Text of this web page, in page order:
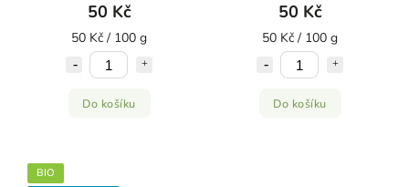
50 Kč
50 Kč / 100 g
Do košíku
50 Kč
50 Kč / 100 g
Do košíku
BIO